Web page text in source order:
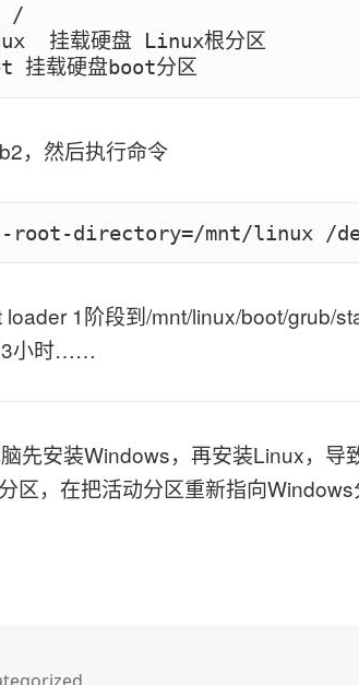
/
，然后执行命令
1阶段到/mnt/linux/boot/grub/
3小时……
先安装Windows，再安装Linux，导
区，在把活动分区重新指向